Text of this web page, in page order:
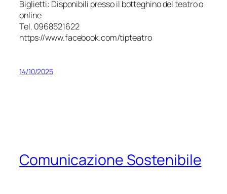
Biglietti: Disponibili presso il botteghino del teatro o
online
Tel. 0968521622
https://www.facebook.com/tipteatro
14/10/2025
Comunicazione Sostenibile